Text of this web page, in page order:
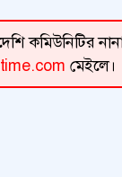
কমিউনিটির
মেইলে।